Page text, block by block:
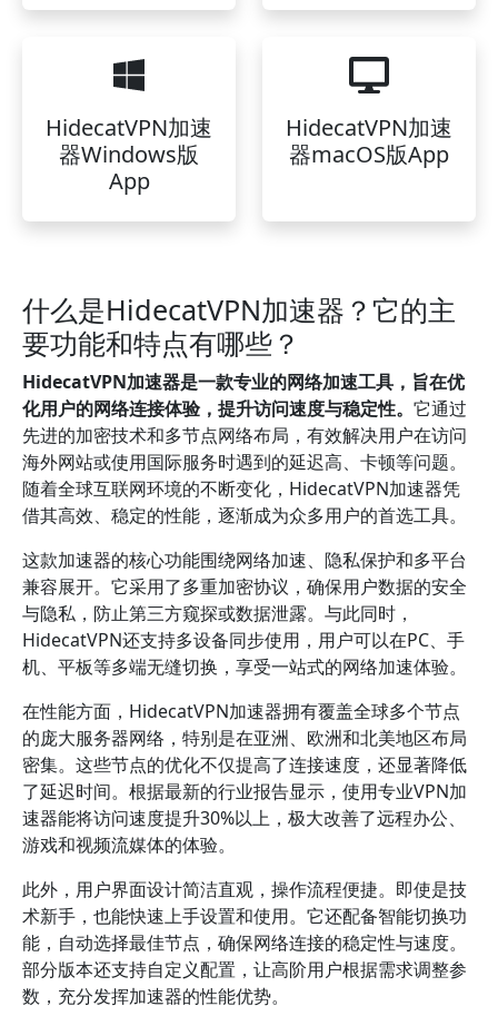
HidecatVPN加速
器Windows版
App
HidecatVPN加速
器macOS版App
什么是HidecatVPN加速器？它的主
要功能和特点有哪些？
HidecatVPN加速器是一款专业的网络加速工具，旨在优
化用户的网络连接体验，提升访问速度与稳定性。 它通过
先进的加密技术和多节点网络布局，有效解决用户在访问
海外网站或使用国际服务时遇到的延迟高、卡顿等问题。
随着全球互联网环境的不断变化，HidecatVPN加速器凭
借其高效、稳定的性能，逐渐成为众多用户的首选工具。
这款加速器的核心功能围绕网络加速、隐私保护和多平台
兼容展开。它采用了多重加密协议，确保用户数据的安全
与隐私，防止第三方窥探或数据泄露。与此同时，
HidecatVPN还支持多设备同步使用，用户可以在PC、手
机、平板等多端无缝切换，享受一站式的网络加速体验。
在性能方面，HidecatVPN加速器拥有覆盖全球多个节点
的庞大服务器网络，特别是在亚洲、欧洲和北美地区布局
密集。这些节点的优化不仅提高了连接速度，还显著降低
了延迟时间。根据最新的行业报告显示，使用专业VPN加
速器能将访问速度提升30%以上，极大改善了远程办公、
游戏和视频流媒体的体验。
此外，用户界面设计简洁直观，操作流程便捷。即使是技
术新手，也能快速上手设置和使用。它还配备智能切换功
能，自动选择最佳节点，确保网络连接的稳定性与速度。
部分版本还支持自定义配置，让高阶用户根据需求调整参
数，充分发挥加速器的性能优势。